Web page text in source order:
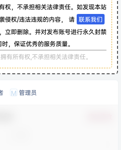
权，不承担相关法律责任。如发现本站
侵权/违法违规的内容， 请 联系我们
立即删除。并对发布账号进行永久封禁
，保证优秀的服务质量。
有所有权,不承担相关法律责任。
M 管理员